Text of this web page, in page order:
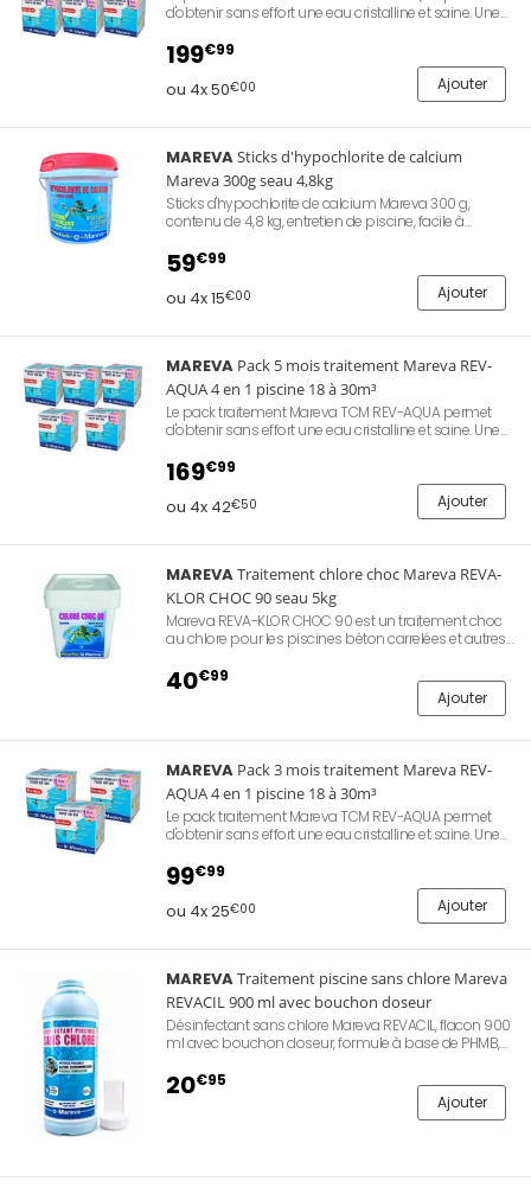
d'obtenir sans effort une eau cristalline et saine. Une
doses sont déjà prêtes. Eau douce et sans odeur.
Utilisation toute l'année. Piscine 18 à 30m³. Comprend
5 cartons, permet de traiter votre bassin durant 6
mois complets.
199€99
ou 4x 50€00 Ajouter
MAREVASticks d'hypochlorite de calcium
Mareva 300g seau 4,8kg
Sticks d'hypochlorite de calcium Mareva 300 g,
contenu de 4,8 kg, entretien de piscine, facile à
et de filtres.
59€99
ou 4x 15€00 Ajouter
MAREVA Pack 5 mois traitement Mareva REV-
AQUA 4 en 1 piscine 18 à 30m³
Le pack traitement Mareva TCM REV-AQUA permet
d'obtenir sans effort une eau cristalline et saine. Une
doses sont déjà prêtes. Eau douce et sans odeur.
Utilisation toute l'année. Piscine 18 à 30m³. Comprend
5 cartons, permet de traiter votre bassin durant 5
mois complets.
169€99
ou 4x 42€50 Ajouter
MAREVATraitement chlore choc Mareva REVA-
KLOR CHOC 90 seau 5kg
Mareva REVA-KLOR CHOC 90 est un traitement choc
au chlore pour les piscines béton carrelées et autres
rapide, se verse directement dans l'eau. Granulés de
trichloroiso-cyanurate. Livré en seau de 5kg.
40€99
Ajouter
MAREVA Pack 3 mois traitement Mareva REV-
AQUA 4 en 1 piscine 18 à 30m³
Le pack traitement Mareva TCM REV-AQUA permet
d'obtenir sans effort une eau cristalline et saine. Une
doses sont déjà prêtes. Eau douce et sans odeur.
Utilisation toute l'année. Piscine 18 à 30m³. Comprend
4 cartons, permet de traiter votre bassin durant 3
mois complets.
99€99
ou 4x 25€00 Ajouter
MAREVATraitement piscine sans chlore Mareva
REVACIL 900 ml avec bouchon doseur
Désinfectant sans chlore Mareva REVACIL, flacon 900
ml avec bouchon doseur, formule à base de PHMB,
irritante pour les yeux et la peau. Compatible
piscines hors-sol et enterrées, tous revêtements.
Application hebdomadaire, 20 ml pour 10 m³ en
20€95
Ajouter